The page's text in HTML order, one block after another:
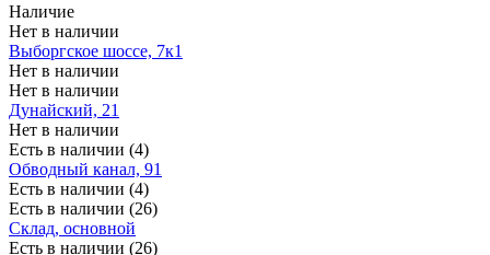
Наличие
Нет в наличии
Выборгское шоссе, 7к1
Нет в наличии
Нет в наличии
Дунайский, 21
Нет в наличии
Есть в наличии (4)
Обводный канал, 91
Есть в наличии (4)
Есть в наличии (26)
Склад, основной
Есть в наличии (26)